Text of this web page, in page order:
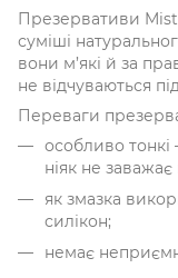
Презервативи
суміші
вони м’які й за
не відчуваються
Переваги
особливо
ніяк не
як змазка
силікон;
немає